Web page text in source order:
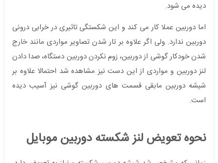
دیده می شود.
اما دوربین عملا کار می کند و این شکستگی تاثیری در خرابی درونی
دوربین ندارد. ولی اگر علاوه بر تار شدن تصاویر مواردی مانند خارج
شدن خودکار گوشی از دوربین، زوم نکردن دوربین دستگاه، صدا دادن
لنز دوربین و مواردی از این دست نیز مشاهده شد احتمالا علاوه بر
شیشه دوربین مابقی قسمت های دوربین گوشی نیز آسیب دیده
است.
نحوه تعویض لنز شکسته دوربین موبایل